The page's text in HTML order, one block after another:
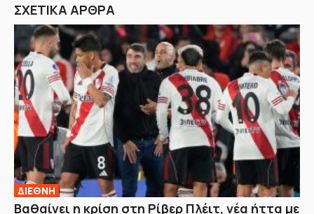
ΣΧΕΤΙΚΑ ΑΡΘΡΑ
ΔΙΕΘΝΗ
Βαθαίνει η κρίση στη Ρίβερ Πλέιτ, νέα ήττα με